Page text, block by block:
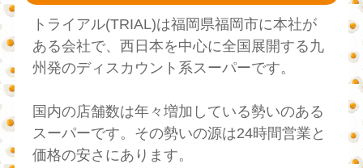
トライアル(TRIAL)は福岡県福岡市に本社が
ある会社で、西日本を中心に全国展開する九
州発のディスカウント系スーパーです。
国内の店舗数は年々増加している勢いのある
スーパーです。その勢いの源は24時間営業と
価格の安さにあります。